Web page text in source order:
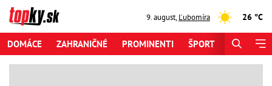
9. august,Ľubomíra 26 °C
DOMÁCE ZAHRANIČNÉ PROMINENTI ŠPORT